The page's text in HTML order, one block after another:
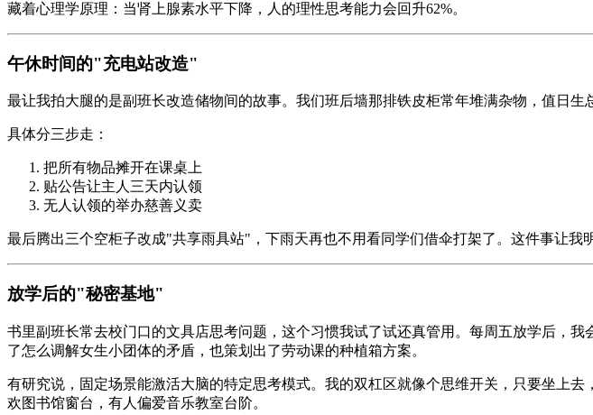
藏着心理学原理：当肾上腺素水平下降，人的理性思考能力会回升62%。
午休时间的"充电站改造"
最让我拍大腿的是副班长改造储物间的故事。我们班后墙那排铁皮柜常年堆满杂物，值日
具体分三步走：
把所有物品摊开在课桌上
贴公告让主人三天内认领
无人认领的举办慈善义卖
最后腾出三个空柜子改成"共享雨具站"，下雨天再也不用看同学们借伞打架了。这件事让我
放学后的"秘密基地"
书里副班长常去校门口的文具店思考问题，这个习惯我试了试还真管用。每周五放学后，
了怎么调解女生小团体的矛盾，也策划出了劳动课的种植箱方案。
有研究说，固定场景能激活大脑的特定思考模式。我的双杠区就像个思维开关，只要坐上
欢图书馆窗台，有人偏爱音乐教室台阶。